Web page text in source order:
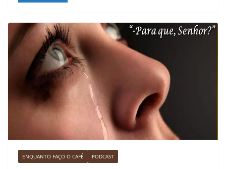
ENQUANTO FAÇO O CAFÉ PODCAST